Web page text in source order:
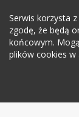
Serwis korzysta
zgodę, że będą
końcowym.
plików cookies w